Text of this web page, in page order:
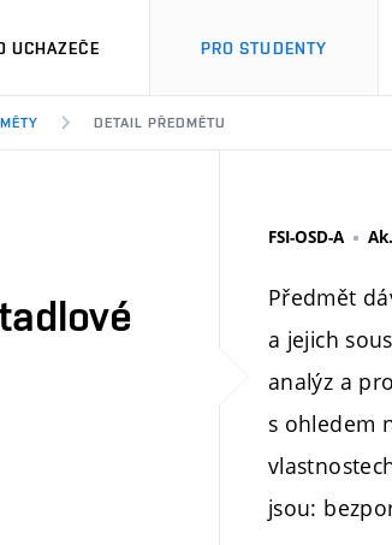
UCHAZEČE PRO STUDENTY
DETAIL PŘEDMĚTU
FSI-OSD-A
Předmět
a jejich
analýz a
s ohledem
jsou: